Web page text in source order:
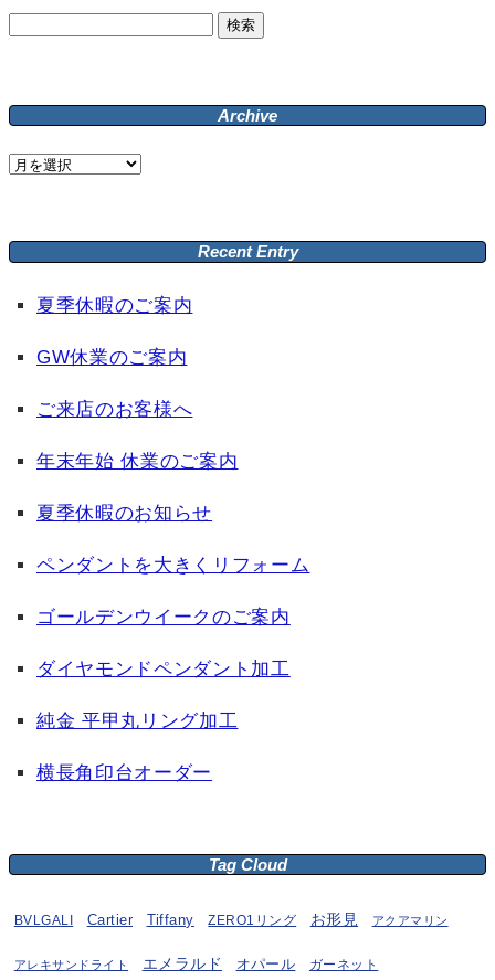
Archive
Archive
Recent Entry
夏季休暇のご案内
GW休業のご案内
ご来店のお客様へ
年末年始 休業のご案内
夏季休暇のお知らせ
ペンダントを大きくリフォーム
ゴールデンウイークのご案内
ダイヤモンドペンダント加工
純金 平甲丸リング加工
横長角印台オーダー
Tag Cloud
BVLGALI Cartier Tiffany ZERO1リング お形見 アクアマリン
アレキサンドライト エメラルド オパール ガーネット